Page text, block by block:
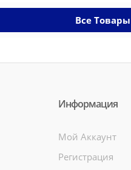
Все Товары
Информация
Мой Аккаунт
Регистрация